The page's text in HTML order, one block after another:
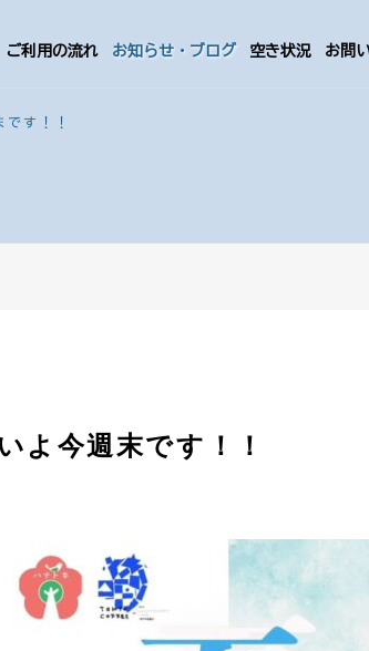
ご利用の流れ お知らせ・ブログ 空き状況 お問
す！！
今週末です！！